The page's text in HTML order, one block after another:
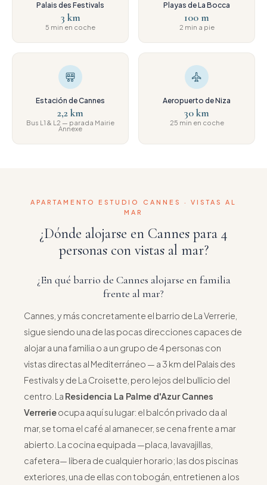
Palais des Festivals
3 km
5 min en coche
Playas de La Bocca
100 m
2 min a pie
Estación de Cannes
2,2 km
Bus L1 & L2 — parada Mairie
Annexe
Aeropuerto de Niza
30 km
25 min en coche
APARTAMENTO ESTUDIO CANNES · VISTAS AL
MAR
¿Dónde alojarse en Cannes para 4
personas con vistas al mar?
¿En qué barrio de Cannes alojarse en familia
frente al mar?
Cannes, y más concretamente el barrio de La Verrerie,
sigue siendo una de las pocas direcciones capaces de
alojar a una familia o a un grupo de 4 personas con
vistas directas al Mediterráneo — a 3 km del Palais des
Festivals y de La Croisette, pero lejos del bullicio del
centro. La Residencia La Palme d'Azur Cannes
Verrerieocupa aquí su lugar: el balcón privado da al
mar, se toma el café al amanecer, se cena frente a mar
abierto. La cocina equipada —placa, lavavajillas,
cafetera— libera de cualquier horario; las dos piscinas
exteriores, una de ellas con tobogán, entretienen a los